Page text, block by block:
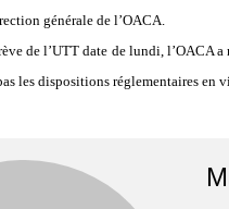
générale de l’OACA.
de l’UTT date de lundi, l’OACA
les dispositions réglementaires en